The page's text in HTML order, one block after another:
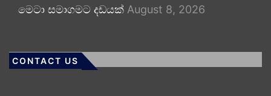
මෙටා සමාගමට දඩයක් August 8, 2026
CONTACT US